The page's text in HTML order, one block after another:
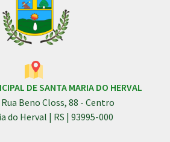
DE SANTA MARIA DO HERVAL
Rua Beno Closs, 88 - Centro
do Herval | RS | 93995-000